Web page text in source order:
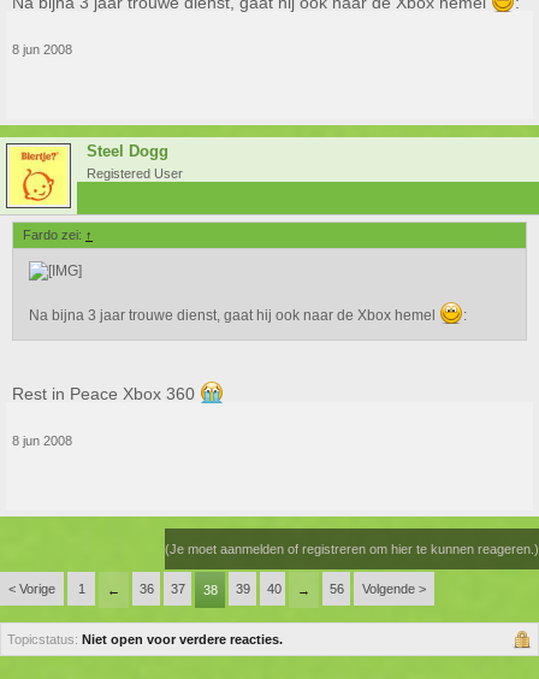
8 jun 2008
Steel Dogg
Registered User
Fardo zei: ↑
Na bijna 3 jaar trouwe dienst, gaat hij ook naar de Xbox hemel :
Rest in Peace Xbox 360
8 jun 2008
(Je moet aanmelden of registreren om hier te kunnen reageren.)
< Vorige 1 ← 36 37 38 39 40 → 56 Volgende >
Topicstatus: Niet open voor verdere reacties.